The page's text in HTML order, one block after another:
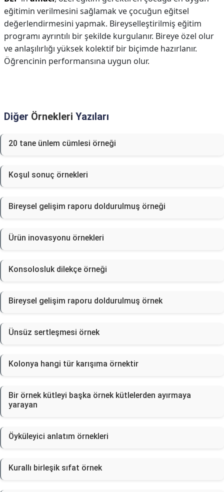
eğitimin verilmesini sağlamak ve çocuğun eğitsel
değerlendirmesini yapmak. Bireyselleştirilmiş eğitim
programı ayrıntılı bir şekilde kurgulanır. Bireye özel olur
ve anlaşılırlığı yüksek kolektif bir biçimde hazırlanır.
Öğrencinin performansına uygun olur.
Diğer Örnekleri Yazıları
20 tane ünlem cümlesi örneği
Koşul sonuç örnekleri
Bireysel gelişim raporu doldurulmuş örneği
Ürün inovasyonu örnekleri
Konsolosluk dilekçe örneği
Bireysel gelişim raporu doldurulmuş örnek
Ünsüz sertleşmesi örnek
Kolonya hangi tür karışıma örnektir
Bir örnek kütleyi başka örnek kütlelerden ayırmaya
yarayan
Öyküleyici anlatım örnekleri
Kurallı birleşik sıfat örnek